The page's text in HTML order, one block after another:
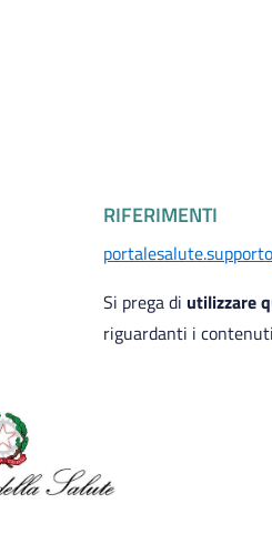
RIFERIMENTI
Si prega di utilizzare
riguardanti i